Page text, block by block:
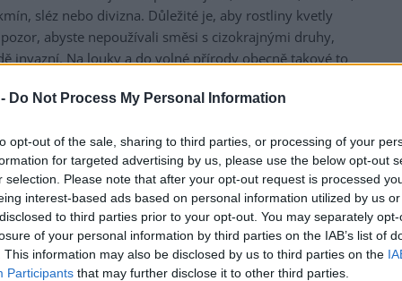
Do Not Process My Personal Information
opt-out of the sale, sharing to third parties, or processing of your
for targeted advertising by us, please use the below opt-out
selection. Please note that after your opt-out request is processed
interest-based ads based on personal information utilized by us
to third parties prior to your opt-out. You may separately
of your personal information by third parties on the IAB’s list of
This information may also be disclosed by us to third parties on the
Participants that may further disclose it to other third parties.
sléz nebo divizna. Důležité je, aby rostliny kvetly
abyste nepoužívali směsi s cizokrajnými druhy,
invazní. Na louky a do volné přírody obecně takové to
přírody
hmyz ideální. Ponechte jim nezarostlé, osluněné plochy
či jen jednou ročně, či obrok sečené kouty
se sporou vegetací (např. jetel, vlčí mák). Právě zde si
Před zimou se nesnažte mít zahradu naklizenou.
si některé druhy mohou budovat svá hnízda. Na jaře
samotářek, úkrytem pro hmyz a zbývající semena